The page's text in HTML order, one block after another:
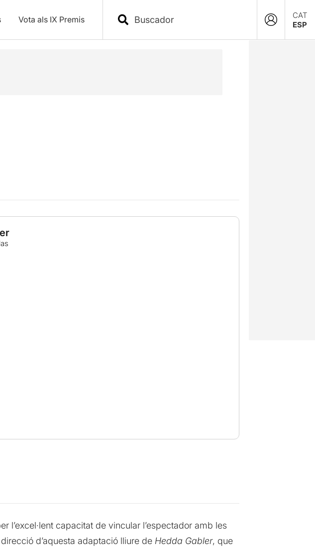
Vota als IX Premis
CAT
ESP
l’excel·lent capacitat de vincular l’espectador amb les
d’aquesta adaptació lliure de Hedda Gabler, que